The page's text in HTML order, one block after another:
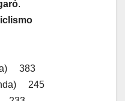
.
383
245